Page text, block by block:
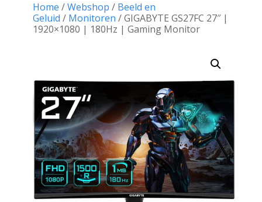
Home /Webshop / Beeld en
Geluid / Monitoren / GIGABYTE GS27FC 27″ |
1920×1080 | 180Hz | Gaming Monitor